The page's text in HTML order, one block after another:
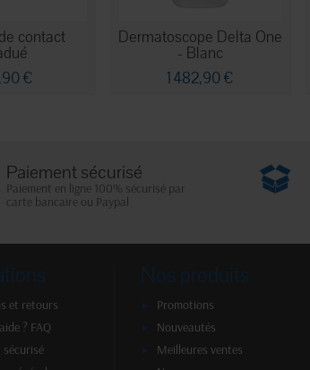
contact
€
Dermatoscope Delta One
- Blanc
1 482,90 €
Paiement sécurisé
Paiement en ligne 100% sécurisé par
carte bancaire ou Paypal
et retours
? FAQ
sécurisé
Nos produits
Promotions
Nouveautés
Meilleures ventes